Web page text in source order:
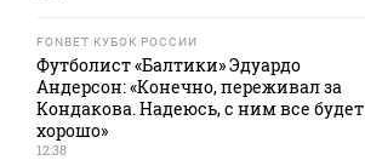
FONBET КУБОК РОССИИ
Футболист «Балтики» Эдуардо
Андерсон: «Конечно, переживал за
Кондакова. Надеюсь, с ним все будет
хорошо»
12:38